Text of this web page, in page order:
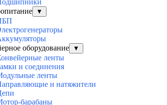
▼
оборудование
▼
ленты
и соединения
ленты
и натяжители
барабаны